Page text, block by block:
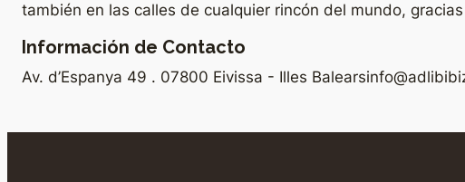
también en las calles de cualquier rincón del mundo,
Información de Contacto
Av. d’Espanya 49 . 07800 Eivissa - Illes Balears